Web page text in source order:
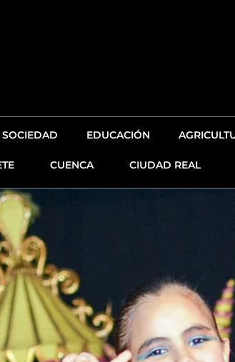
SOCIEDAD EDUCACIÓN
CUENCA CIUDAD REAL